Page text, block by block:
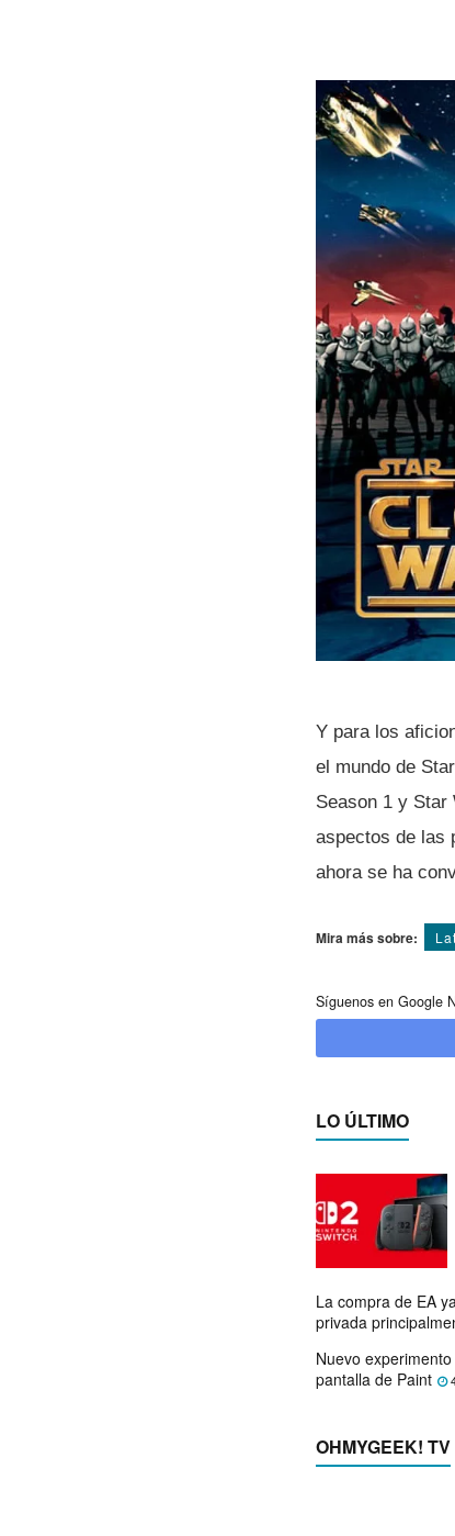
Y para los
el mundo de
Season 1 y Star
aspectos de las
ahora se ha
Mira más sobre:
Síguenos en Google
LO ÚLTIMO
La compra de EA
privada
Nuevo
pantalla de Paint
OHMYGEEK! TV